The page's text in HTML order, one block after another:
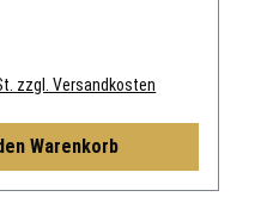
zzgl. Versandkosten
Warenkorb